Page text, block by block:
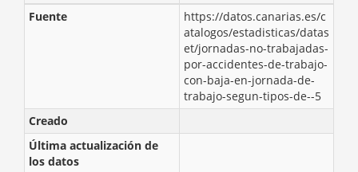
Fuente
https://datos.canarias.es/c
atalogos/estadisticas/datas
et/jornadas-no-trabajadas-
por-accidentes-de-trabajo-
con-baja-en-jornada-de-
trabajo-segun-tipos-de--5
Creado
Última actualización de
los datos